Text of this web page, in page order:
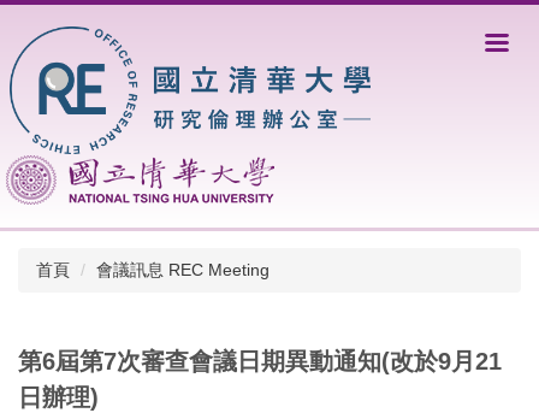
到
主
要
內
區
首頁 會議訊息 REC Meeting
第6屆第7次審查會議日期異動通知(改於9月21
日辦理)